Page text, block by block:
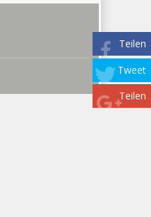
Teilen
Tweet
Teilen